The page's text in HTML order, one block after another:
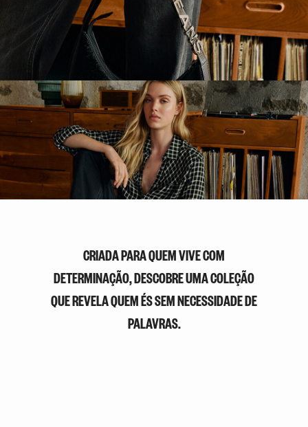
CRIADA PARA QUEM VIVE COM
DETERMINAÇÃO, DESCOBRE UMA COLEÇÃO
QUE REVELA QUEM ÉS SEM NECESSIDADE DE
PALAVRAS.